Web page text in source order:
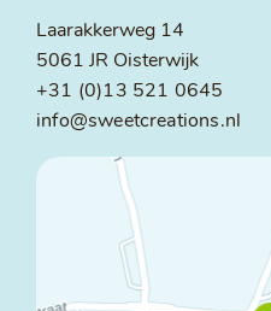
Laarakkerweg 14
5061 JR Oisterwijk
+31 (0)13 521 0645
info@sweetcreations.nl